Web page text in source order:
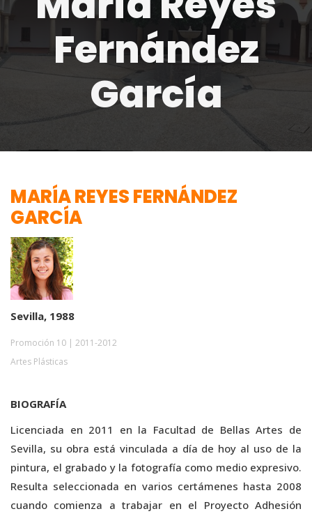
Fernández
García
MARÍA REYES FERNÁNDEZ
GARCÍA
Sevilla, 1988
Promoción 10 | 2011-2012
Artes Plásticas
BIOGRAFÍA
Licenciada en 2011 en la Facultad de Bellas Artes de
Sevilla, su obra está vinculada a día de hoy al uso de la
pintura, el grabado y la fotografía como medio expresivo.
Resulta seleccionada en varios certámenes hasta 2008
cuando comienza a trabajar en el Proyecto Adhesión